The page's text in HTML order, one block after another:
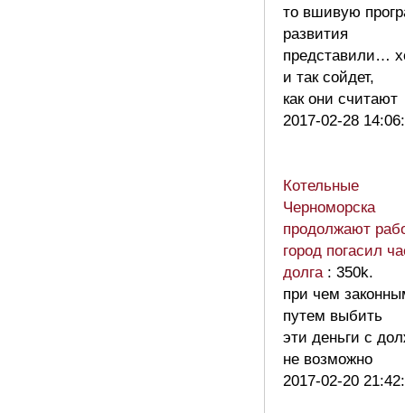
то вшивую
развития
представили…
и так сойдет,
как они
2017-02-28
Котельные
Черноморска
продолжают
город погасил
долга : 350k.
при чем
путем выбить
эти деньги с
не возможно
2017-02-20